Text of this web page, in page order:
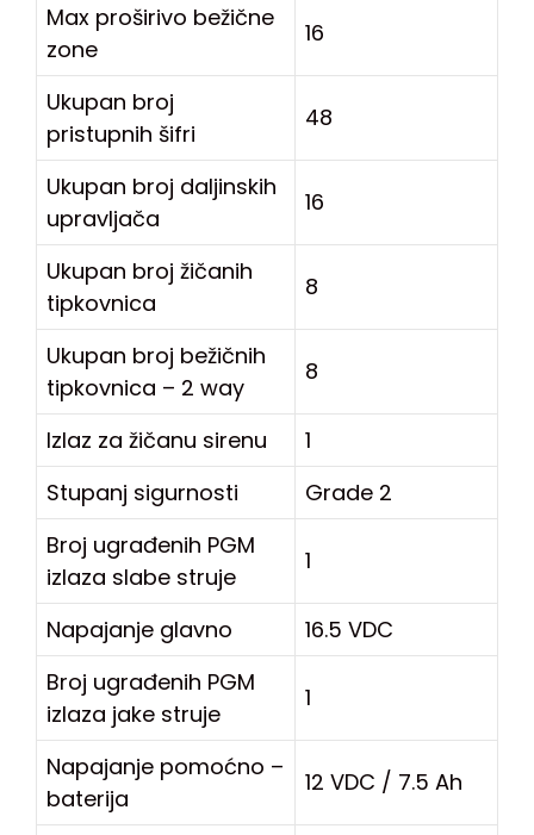
Max proširivo bežične
zone
16
Ukupan broj
pristupnih šifri
48
Ukupan broj daljinskih
upravljača
16
Ukupan broj žičanih
tipkovnica
8
Ukupan broj bežičnih
tipkovnica – 2 way
8
Izlaz za žičanu sirenu
1
Stupanj sigurnosti
Grade 2
Broj ugrađenih PGM
izlaza slabe struje
1
Napajanje glavno
16.5 VDC
Broj ugrađenih PGM
izlaza jake struje
1
Napajanje pomoćno –
baterija
12 VDC / 7.5 Ah